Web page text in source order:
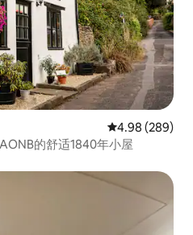
平均评分 4.98
4.98 (289)
的舒适1840年小屋